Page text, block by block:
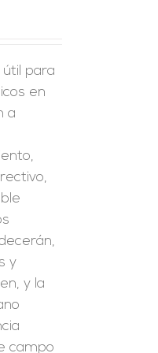
para
en
a
y
y la
campo